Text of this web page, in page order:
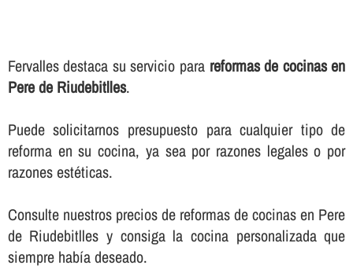
Fervalles destaca su servicio para reformas de cocinas en
Pere de Riudebitlles.
Puede solicitarnos presupuesto para cualquier tipo de
reforma en su cocina, ya sea por razones legales o por
razones estéticas.
Consulte nuestros precios de reformas de cocinas en Pere
de Riudebitlles y consiga la cocina personalizada que
siempre habí­a deseado.